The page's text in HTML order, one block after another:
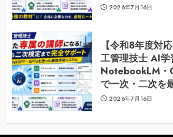
2026年7月16日
【令和8年度対
工管理技士 AI学
NotebookLM・
で一次・二次を
2026年7月16日